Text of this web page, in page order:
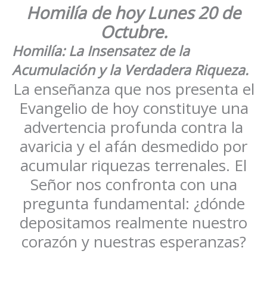
Homilía de hoy Lunes 20 de
Octubre.
Homilía: La Insensatez de la
Acumulación y la Verdadera Riqueza.
La enseñanza que nos presenta el
Evangelio de hoy constituye una
advertencia profunda contra la
avaricia y el afán desmedido por
acumular riquezas terrenales. El
Señor nos confronta con una
pregunta fundamental: ¿dónde
depositamos realmente nuestro
corazón y nuestras esperanzas?